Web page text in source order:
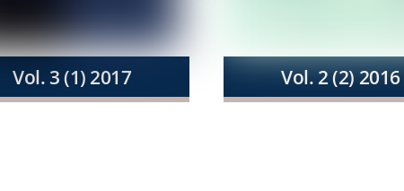
Vol. 3 (1) 2017 Vol. 2 (2) 2016